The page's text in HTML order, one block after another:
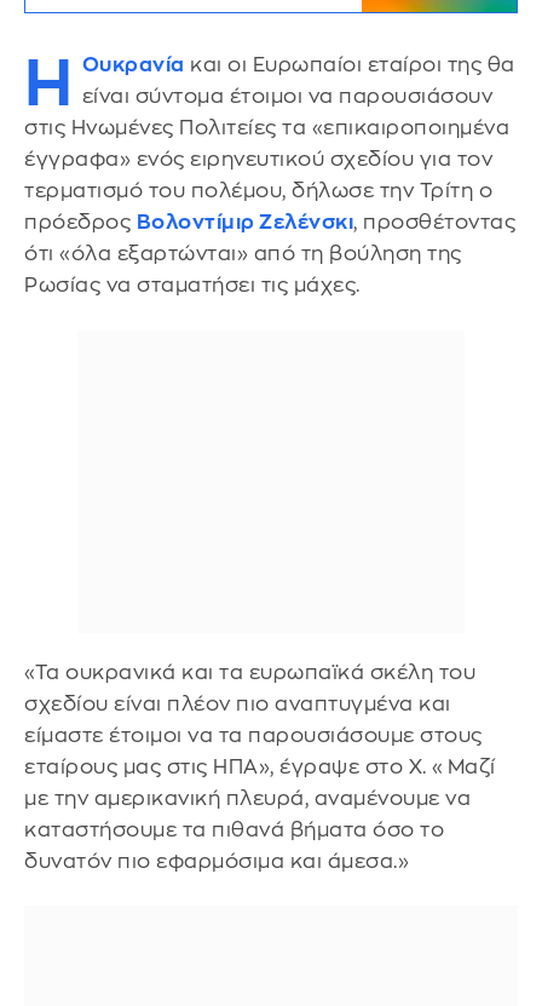
Η Ουκρανία και οι Ευρωπαίοι εταίροι της θα
είναι σύντομα έτοιμοι να παρουσιάσουν
στις Ηνωμένες Πολιτείες τα «επικαιροποιημένα
έγγραφα» ενός ειρηνευτικού σχεδίου για τον
τερματισμό του πολέμου, δήλωσε την Τρίτη ο
πρόεδρος Βολοντίμιρ Ζελένσκι, προσθέτοντας
ότι «όλα εξαρτώνται» από τη βούληση της
Ρωσίας να σταματήσει τις μάχες.
«Τα ουκρανικά και τα ευρωπαϊκά σκέλη του
σχεδίου είναι πλέον πιο αναπτυγμένα και
είμαστε έτοιμοι να τα παρουσιάσουμε στους
εταίρους μας στις ΗΠΑ», έγραψε στο Χ. «Μαζί
με την αμερικανική πλευρά, αναμένουμε να
καταστήσουμε τα πιθανά βήματα όσο το
δυνατόν πιο εφαρμόσιμα και άμεσα.»